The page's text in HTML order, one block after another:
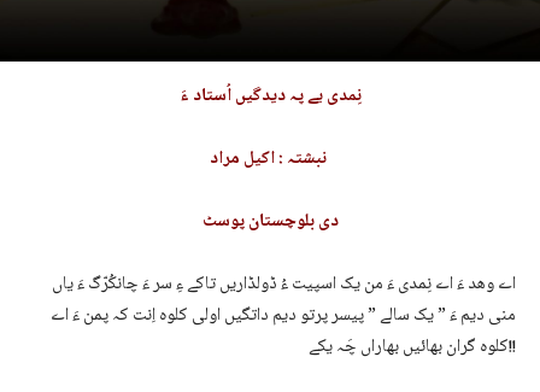
نِمدییے پہ دیدگیں اُستاد ءَ
دی بلوچستانپوسٹ
اے وھد ءَ اے نِمدی ءَ من یک اسپیت ءُ ڈولڈاریں تاکے ءِ سر ءَ چانکُرّگ ءَ یاں
منی دیم ءَ ” یک سالے ” پیسر پرتو دیم داتگیں اولی کلوہ اِنت کہ پمن ءَ اے
کلوہ گران بھائیں بھاراں چَہ یکے!!